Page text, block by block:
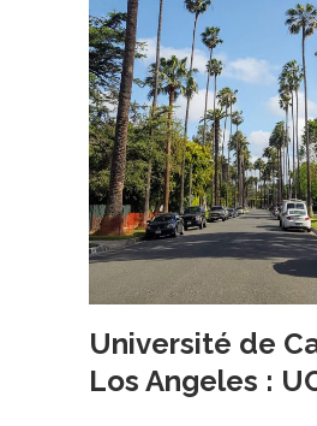
Université de
Los Angeles :